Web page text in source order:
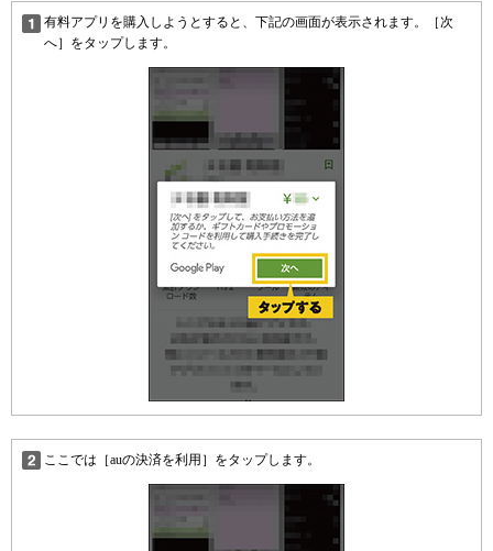
有料アプリを購入しようとすると、下記の画面が表示されます。［次
へ］をタップします。
ここでは［auの決済を利用］をタップします。